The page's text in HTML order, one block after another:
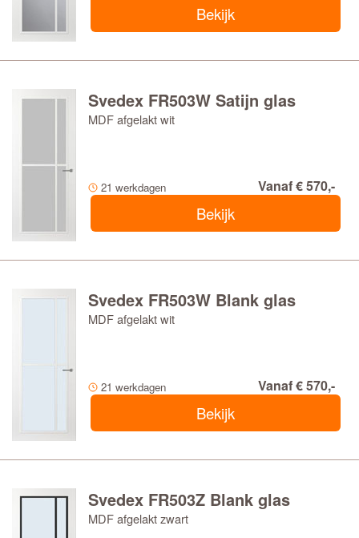
Bekijk
Svedex FR503W Satijn glas
MDF afgelakt wit
21 werkdagen Vanaf € 570,-
Bekijk
Svedex FR503W Blank glas
MDF afgelakt wit
21 werkdagen Vanaf € 570,-
Bekijk
Svedex FR503Z Blank glas
MDF afgelakt zwart